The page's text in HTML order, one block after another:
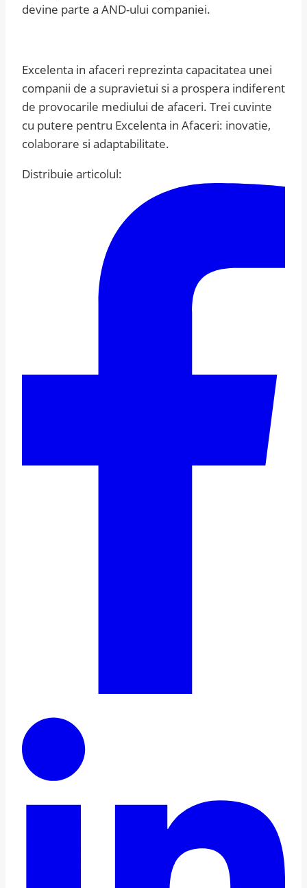
devine parte a AND-ului companiei.
Excelenta in afaceri reprezinta capacitatea unei
companii de a supravietui si a prospera indiferent
de provocarile mediului de afaceri. Trei cuvinte
cu putere pentru Excelenta in Afaceri: inovatie,
colaborare si adaptabilitate.
Distribuie articolul: